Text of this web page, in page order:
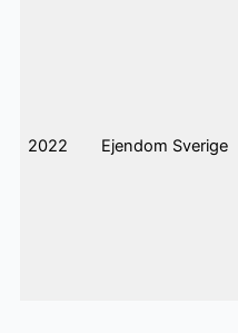
2022 Ejendom Sverige